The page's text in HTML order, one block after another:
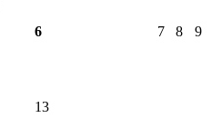
6 7 8 9
13